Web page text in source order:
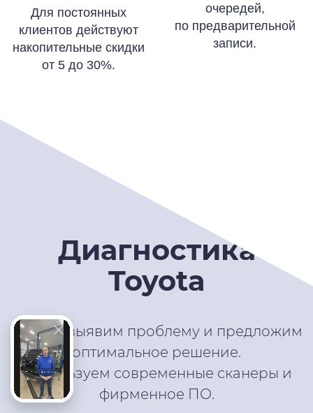
Для постоянных
клиентов действуют
накопительные скидки
от 5 до 30%.
очередей,
по предварительной
записи.
Диагностика
Toyota
Быстро выявим проблему и предложим
оптимальное решение.
Используем современные сканеры и
фирменное ПО.